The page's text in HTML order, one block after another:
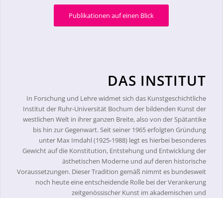
Publikationen auf einen Blick
DAS INSTITUT
In Forschung und Lehre widmet sich das Kunstgeschichtliche
Institut der Ruhr-Universität Bochum der bildenden Kunst der
westlichen Welt in ihrer ganzen Breite, also von der Spätantike
bis hin zur Gegenwart. Seit seiner 1965 erfolgten Gründung
unter Max Imdahl (1925-1988) legt es hierbei besonderes
Gewicht auf die Konstitution, Entstehung und Entwicklung der
ästhetischen Moderne und auf deren historische
Voraussetzungen. Dieser Tradition gemäß nimmt es bundesweit
noch heute eine entscheidende Rolle bei der Verankerung
zeitgenössischer Kunst im akademischen und